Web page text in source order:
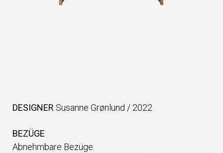
DESIGNER Susanne Grønlund / 2022
BEZÜGE
Abnehmbare Bezüge.